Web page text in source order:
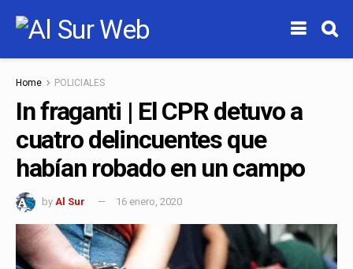
Home POLICIALES
In fraganti | El CPR detuvo a
cuatro delincuentes que
habían robado en un campo
by Al Sur 16 enero, 2020